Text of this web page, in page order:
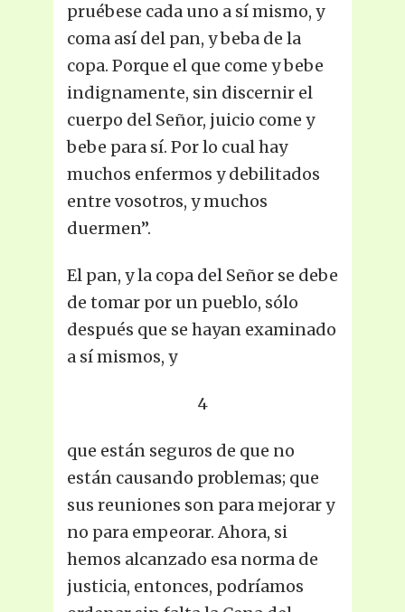
pruébese cada uno a sí mismo, y
coma así del pan, y beba de la
copa. Porque el que come y bebe
indignamente, sin discernir el
cuerpo del Señor, juicio come y
bebe para sí. Por lo cual hay
muchos enfermos y debilitados
entre vosotros, y muchos
duermen”.
El pan, y la copa del Señor se debe
de tomar por un pueblo, sólo
después que se hayan examinado
a sí mismos, y
4
que están seguros de que no
están causando problemas; que
sus reuniones son para mejorar y
no para empeorar. Ahora, si
hemos alcanzado esa norma de
justicia, entonces, podríamos